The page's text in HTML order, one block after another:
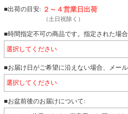
■出荷の目安: ２～４営業日出荷
（土日祝除く）
■時間指定不可の商品です。指定された場
■お届け日がご希望に沿えない場合、メー
■お盆前後のお届けについて: